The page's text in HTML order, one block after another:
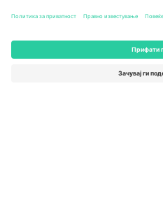
Bulgaria
Regus Sofia City West, bul
Totleben 53-55, 1606 Sofia,